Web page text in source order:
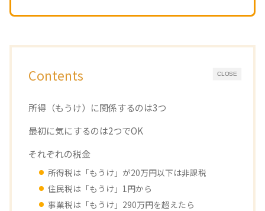
CLOSE
Contents
所得（もうけ）に関係するのは3つ
最初に気にするのは2つでOK
それぞれの税金
所得税は「もうけ」が20万円以下は非課税
住民税は「もうけ」1円から
事業税は「もうけ」290万円を超えたら